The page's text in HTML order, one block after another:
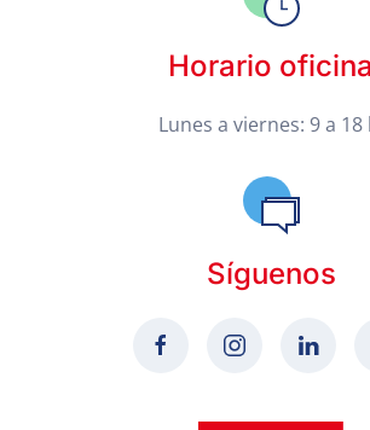
Horario oficina
Lunes a viernes: 9 a 18
Síguenos